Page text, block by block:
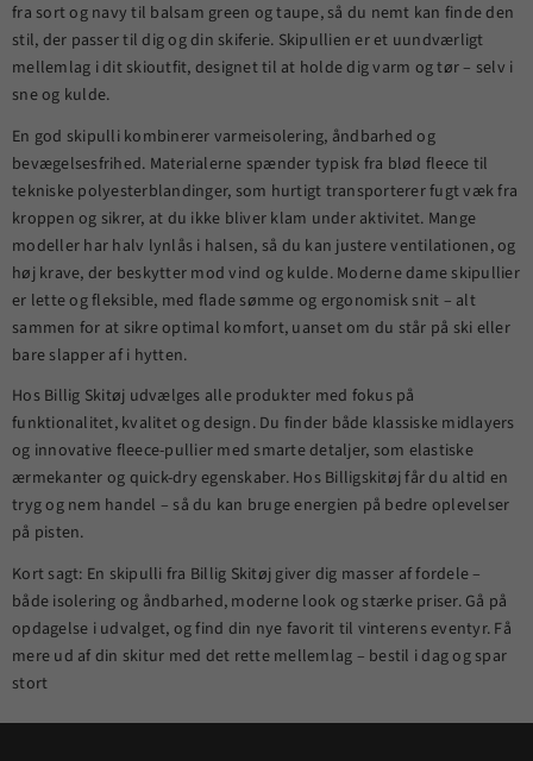
fra sort og navy til balsam green og taupe, så du nemt kan finde den
stil, der passer til dig og din skiferie. Skipullien er et uundværligt
mellemlag i dit skioutfit, designet til at holde dig varm og tør – selv i
sne og kulde.
En god skipulli kombinerer varmeisolering, åndbarhed og
bevægelsesfrihed. Materialerne spænder typisk fra blød fleece til
tekniske polyesterblandinger, som hurtigt transporterer fugt væk fra
kroppen og sikrer, at du ikke bliver klam under aktivitet. Mange
modeller har halv lynlås i halsen, så du kan justere ventilationen, og
høj krave, der beskytter mod vind og kulde. Moderne dame skipullier
er lette og fleksible, med flade sømme og ergonomisk snit – alt
sammen for at sikre optimal komfort, uanset om du står på ski eller
bare slapper af i hytten.
Hos Billig Skitøj udvælges alle produkter med fokus på
funktionalitet, kvalitet og design. Du finder både klassiske midlayers
og innovative fleece-pullier med smarte detaljer, som elastiske
ærmekanter og quick-dry egenskaber. Hos Billigskitøj får du altid en
tryg og nem handel – så du kan bruge energien på bedre oplevelser
på pisten.
Kort sagt: En skipulli fra Billig Skitøj giver dig masser af fordele –
både isolering og åndbarhed, moderne look og stærke priser. Gå på
opdagelse i udvalget, og find din nye favorit til vinterens eventyr. Få
mere ud af din skitur med det rette mellemlag – bestil i dag og spar
stort